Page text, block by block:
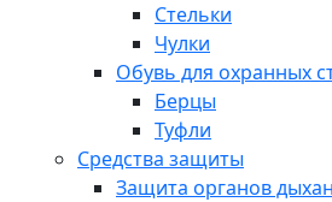
Стельки
Чулки
Обувь для охранных
Берцы
Туфли
Средства защиты
Защита органов